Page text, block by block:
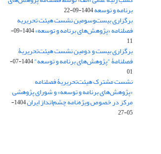
برنامه و توسعه1404-09-22
برگزاری بیست‌وسومین نشست هیئت‌ تحریریه
فصلنامه «پژوهش‌های برنامه و توسعه»
1404-09-
11
برگزاری بیست و دومین نشست هیئت‌تحریریۀ
فصلنامۀ "پژوهش‌های برنامه و توسعه"
1404-07-
01
نشست مشترک هیئت‌تحریریۀ فصلنامه
«پژوهش‌های برنامه و توسعه» و شورای پژوهشی
مرکز در خصوص ویژه‌نامه چشم‌انداز ایران
1404-
05-27